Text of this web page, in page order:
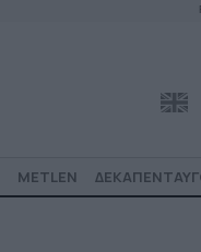
METLEN